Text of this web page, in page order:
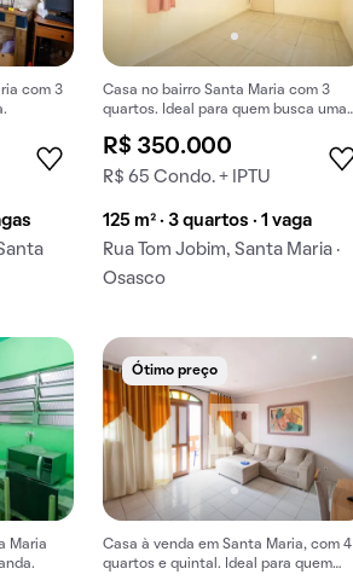
com 3
Casa no bairro Santa Maria com 3
quartos. Ideal para quem busca uma
R$ 350.000
R$ 65 Condo. + IPTU
125 m² · 3 quartos · 1 vaga
Rua Tom Jobim, Santa Maria ·
Osasco
Maria
Ótimo preço
Casa à venda em Santa Maria, com 4
quartos e quintal. Ideal para quem